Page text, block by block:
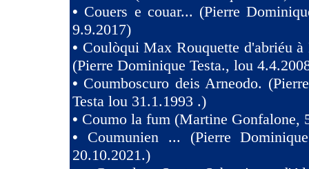
• Couers e couar... (Pierre
9.9.2017)
• Coulòqui Max Rouquette d'abriéu
(Pierre Dominique Testa., lou
• Coumboscuro deis Arneodo.
Testa lou 31.1.1993 .)
• Coumo la fum (Martine Gonfalone,
• Coumunien ... (Pierre
20.10.2021.)